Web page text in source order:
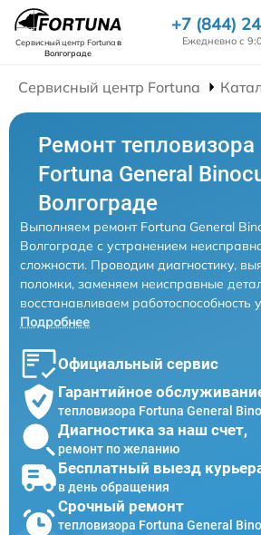
Сервисный центр Fortunaв
Волгограде
+7 (844)
Ежедневно с
Сервисный центр Fortuna
Ремонт тепловизора
Fortuna General
Волгограде
Выполняем ремонт Fortuna General
Волгограде с устранением
сложности. Проводим диагностику,
поломки, заменяем неисправные
восстанавливаем работоспособность
Подробнее
Официальный сервис
Гарантийное
тепловизора Fortuna General
Диагностика за наш счет,
ремонт по желанию
Бесплатный выезд
в день обращения
Срочный ремонт
тепловизора Fortuna General